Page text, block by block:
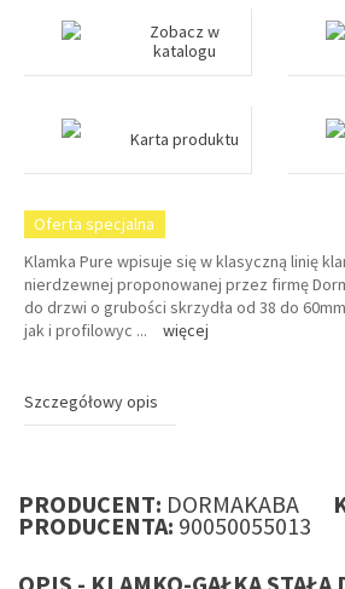
Zobacz w
katalogu
Karta produktu
Oferta specjalna
Klamka Pure wpisuje się w klasyczną linię
nierdzewnej proponowanej przez firmę
do drzwi o grubości skrzydła od 38 do
jak i profilowyc ... więcej
Szczegółowy opis
PRODUCENT: DORMAKABA
PRODUCENTA: 90050055013